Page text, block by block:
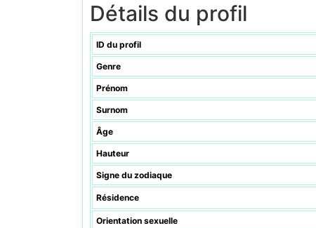
Détails du profil
ID du profil
Genre
Prénom
Surnom
Âge
Hauteur
Signe du zodiaque
Résidence
Orientation sexuelle